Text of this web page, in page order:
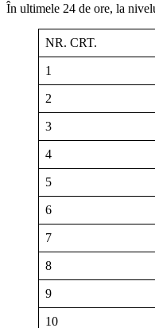
În ultimele 24 de ore, la
NR. CRT.
1
2
3
4
5
6
7
8
9
10